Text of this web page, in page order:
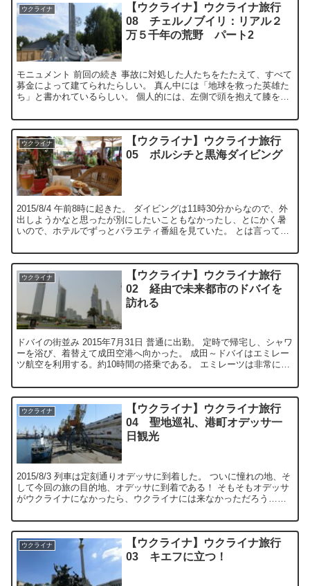
ウクライナ
【ウクライナ】ウクライナ旅行
08 チェルノブイリ：リアル２
万５千年の荒野 パート2
モニュメント 前回の続き 事故に対処した人たちをたたえて、すべて
募金によって建てられたらしい。 真ん中には「地球を救った英雄た
ち」と書かれているらしい。 個人的には、左側で頭を抱えて膝をつ
ウクライナ
【ウクライナ】ウクライナ旅行
05 ボルシチと黒海ダイビング
2015/8/4 午前8時に起きた。 ダイビングは11時30分からなので、外
出しようかなと思ったが別にしたいこともなかったし、とにかく暑
いので、ホテルでずっとバラエティ番組を見ていた。 とは言っても
ウクライナ
【ウクライナ】ウクライナ旅行
02 経由で未来都市のドバイを
訪れる
ドバイの街並み 2015年7月31日 普通に出勤。 定時で帰宅し、シャワ
ーを浴び、着替えて成田空港へ向かった。 成田～ドバイはエミレー
ツ航空を利用する。約10時間の搭乗である。 エミレーツは非常に評
ウクライナ
【ウクライナ】ウクライナ旅行
04 聖地巡礼、港町オデッサ一
日観光
2015/8/3 列車は定刻通りオデッサに到着した。 ついに憧れの地、そ
して今回の旅の目的地、オデッサに到着である！ そもそもオデッサ
がウクライナになかったら、ウクライナには来なかっただろう…。
ウクライナ
【ウクライナ】ウクライナ旅行
03 キエフに立つ！